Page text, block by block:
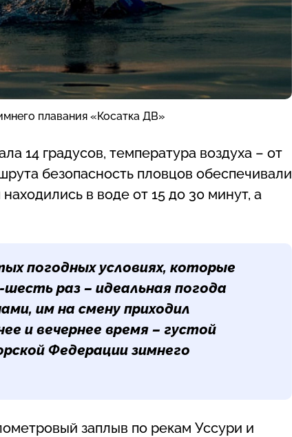
плавания «Косатка ДВ»
14 градусов, температура воздуха – от
безопасность пловцов обеспечивали
в воде от 15 до 30 минут, а
погодных условиях, которые
раз – идеальная погода
им на смену приходил
и вечернее время – густой
Федерации зимнего
заплыв по рекам Уссури и